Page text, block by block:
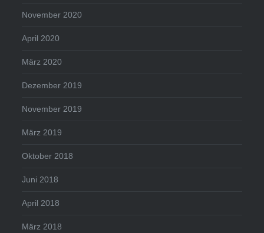
November 2020
April 2020
März 2020
Dezember 2019
November 2019
März 2019
Oktober 2018
Juni 2018
April 2018
März 2018